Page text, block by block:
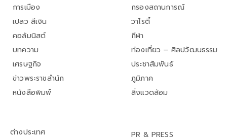
การเมือง
เปลว สีเงิน
คอลัมนิสต์
บทความ
เศรษฐกิจ
ข่าวพระราชสำนัก
หนังสือพิมพ์
กรองสถานการณ์
วาไรตี้
กีฬา
ท่องเที่ยว – ศิลปวัฒนธรรม
ประชาสัมพันธ์
ภูมิภาค
สิ่งแวดล้อม
ต่างประเทศ